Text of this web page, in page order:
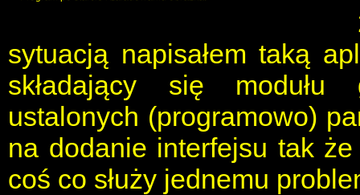
sytuacją napisałem taką
składający się modułu
ustalonych (programowo)
na dodanie interfejsu tak
coś co służy jednemu